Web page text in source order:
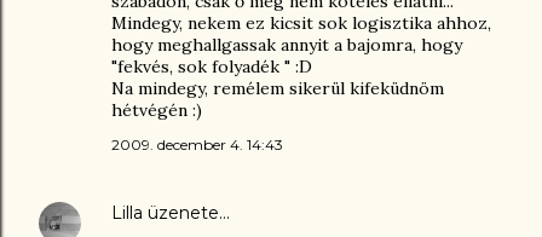
Mindegy, nekem ez kicsit sok logisztika ahhoz,
hogy meghallgassak annyit a bajomra, hogy
"fekvés, sok folyadék " :D
Na mindegy, remélem sikerül kifeküdnöm
hétvégén :)
2009. december 4. 14:43
Lilla üzenete…